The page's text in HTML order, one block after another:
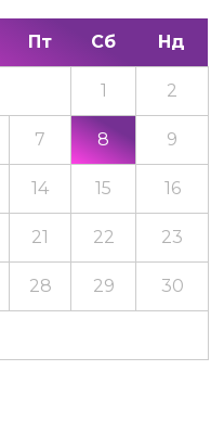
Пт Сб Нд
1 2
7 8 9
14 15 16
21 22 23
28 29 30